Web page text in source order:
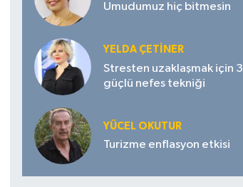
Umudumuz hiç bitmesin
YELDA ÇETİNER
Stresten uzaklaşmak için 3
güçlü nefes tekniği
YÜCEL OKUTUR
Turizme enflasyon etkisi